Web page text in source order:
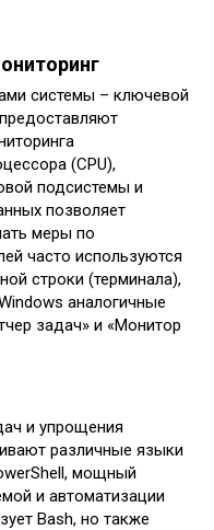
системы – ключевой
(CPU),
подсистемы и
позволяет
меры по
часто используются
строки (терминала),
аналогичные
задач» и «Монитор
и упрощения
различные языки
мощный
и автоматизации
Bash, но также